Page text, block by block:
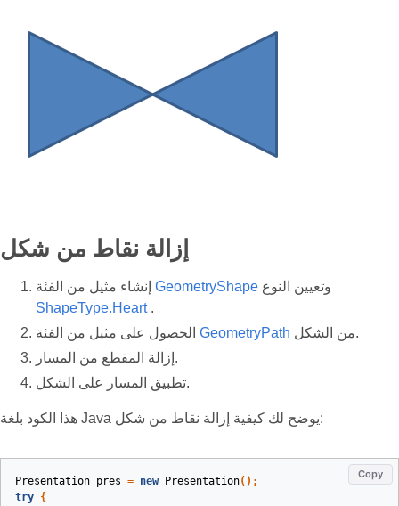
إزالة نقاط من شكل
GeometryShape وتعيين النوع
ShapeType.Heart.
GeometryPath
من الشكل.
إزالة المقطع من المسار.
تطبيق المسار على الشكل.
هذا الكود بلغة Java يوضح لك كيفية إزالة نقاط من شكل:
Copy
Presentation pres = new Presentation();
try {